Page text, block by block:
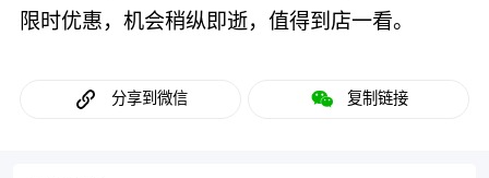
限时优惠，机会稍纵即逝，值得到店一看。
分享到微信 复制链接